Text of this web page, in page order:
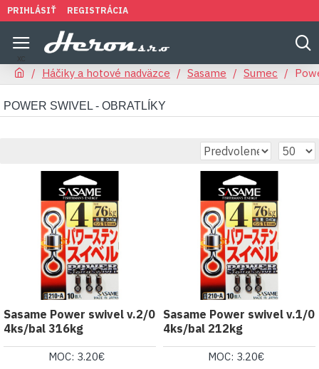
PRIHLÁSIŤ REGISTRÁCIA
Háčiky a hotové nadväzce Sasame Sumec
POWER SWIVEL - OBRATLÍKY
Sasame Power swivel v.2/0
4ks/bal 316kg
MOC: 3.20€
Sasame Power swivel v.1/0
4ks/bal 212kg
MOC: 3.20€